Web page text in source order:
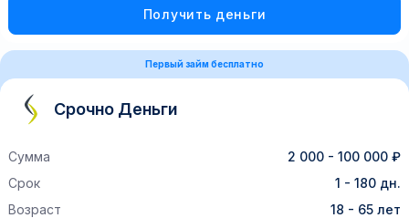
Получить деньги
Первый займ бесплатно
Срочно Деньги
Сумма
2 000 - 100 000 ₽
Срок
1 - 180 дн.
Возраст
18 - 65 лет